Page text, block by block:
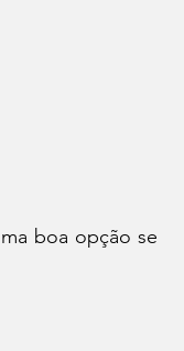
boa opção se